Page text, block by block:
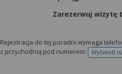
Zarezerwuj wizytę
Rejestracja do tej poradni wymaga
z przychodnią pod numerem:
Wyświetl